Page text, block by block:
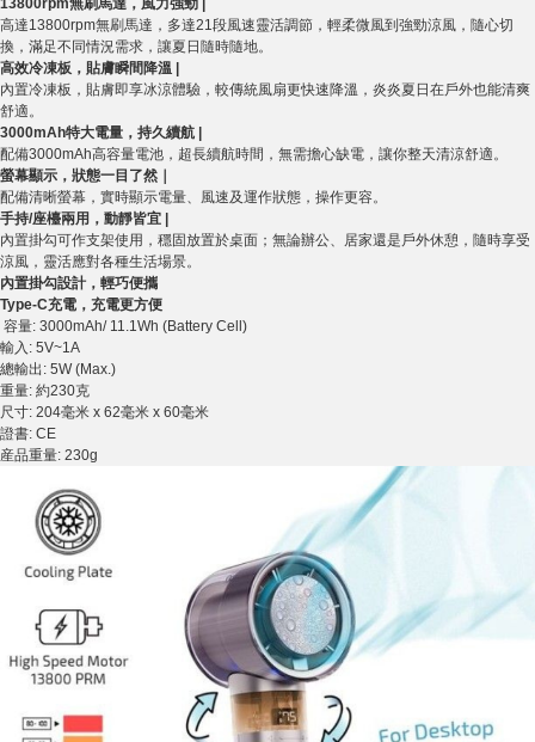
13800rpm無刷馬達，風力強勁 |
高達13800rpm無刷馬達，多達21段風速靈活調節，輕柔微風到強勁涼風，隨心切
換，滿足不同情況需求，讓夏日隨時隨地。
高效冷凍板，貼膚瞬間降溫 |
內置冷凍板，貼膚即享冰涼體驗，較傳統風扇更快速降溫，炎炎夏日在戶外也能清爽
舒適。
3000mAh特大電量，持久續航 |
配備3000mAh高容量電池，超長續航時間，無需擔心缺電，讓你整天清涼舒適。
螢幕顯示，狀態一目了然｜
配備清晰螢幕，實時顯示電量、風速及運作狀態，操作更容。
手持/座檯兩用，動靜皆宜 |
內置掛勾可作支架使用，穩固放置於桌面；無論辦公、居家還是戶外休憩，隨時享受
涼風，靈活應對各種生活場景。
內置掛勾設計，輕巧便攜
Type-C充電，充電更方便
容量: 3000mAh/ 11.1Wh (Battery Cell)
輸入: 5V~1A
總輸出: 5W (Max.)
重量: 約230克
尺寸: 204毫米 x 62毫米 x 60毫米
證書: CE
産品重量: 230g